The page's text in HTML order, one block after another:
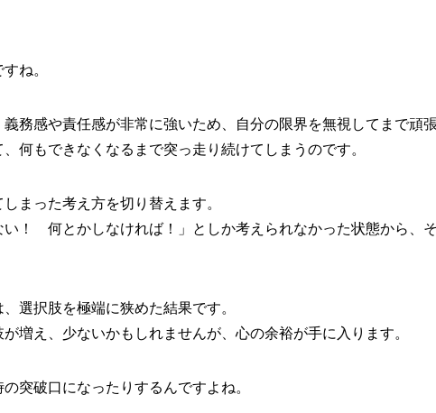
ね。
務感や責任感が非常に強いため、自分の限界を無視してまで頑張
何もできなくなるまで突っ走り続けてしまうのです。
まった考え方を切り替えます。
！ 何とかしなければ！」としか考えられなかった状態から、
選択肢を極端に狭めた結果です。
増え、少ないかもしれませんが、心の余裕が手に入ります。
突破口になったりするんですよね。